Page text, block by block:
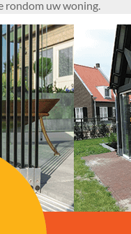
rondom uw woning.